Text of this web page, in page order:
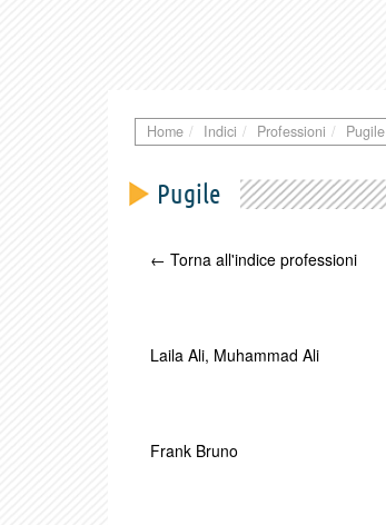
Home Indici Professioni Pugile
Pugile
← Torna all'indice professioni
Laila Ali, Muhammad Ali
Frank Bruno